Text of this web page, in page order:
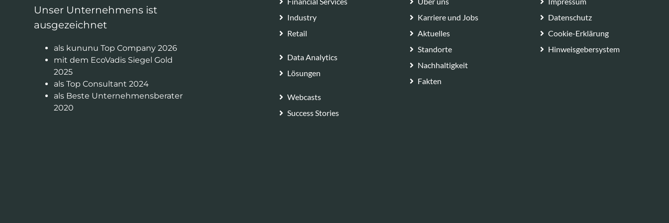
Unser Unternehmens ist
ausgezeichnet
als kununu Top Company 2026
mit dem EcoVadis Siegel Gold
2025
als Top Consultant 2024
als Beste Unternehmensberater
2020
Industry
Retail
Data Analytics
Lösungen
Webcasts
Success Stories
Karriere und Jobs
Aktuelles
Standorte
Nachhaltigkeit
Fakten
Datenschutz
Cookie-Erklärung
Hinweisgebersystem